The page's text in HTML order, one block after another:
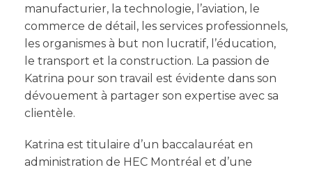
manufacturier, la technologie, l’aviation, le
commerce de détail, les services professionnels,
les organismes à but non lucratif, l’éducation,
le transport et la construction. La passion de
Katrina pour son travail est évidente dans son
dévouement à partager son expertise avec sa
clientèle.
Katrina est titulaire d’un baccalauréat en
administration de HEC Montréal et d’une